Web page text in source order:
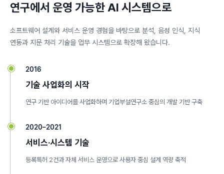
연구에서 운영 가능한 AI 시스템으로
소프트웨어 설계와 서비스 운영 경험을 바탕으로 분석, 음성 인식, 지식
연동과 지문 처리 기술을 업무 시스템으로 확장해 왔습니다.
2016
기술 사업화의 시작
연구 기반 아이디어를 사업화하며 기업부설연구소 중심의 개발 기반 구축
2020–2021
서비스·시스템 기술
등록특허 2건과 자체 서비스 운영으로 사용자 중심 설계 역량 축적